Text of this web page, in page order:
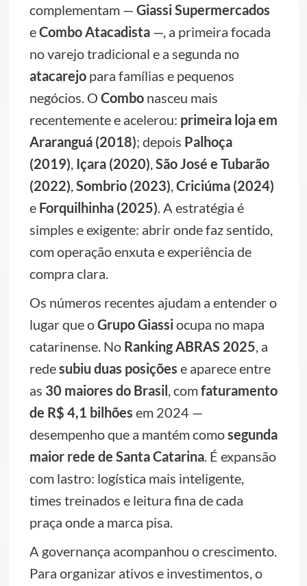
complementam — Giassi Supermercados
eCombo Atacadista—, a primeira focada
no varejo tradicional e a segunda no
atacarejopara famílias e pequenos
negócios. O Combonasceu mais
recentemente e acelerou: primeira loja em
Araranguá (2018); depois Palhoça
(2019), Içara (2020),São José e Tubarão
(2022),Sombrio (2023),Criciúma (2024)
e Forquilhinha (2025). A estratégia é
simples e exigente: abrir onde faz sentido,
com operação enxuta e experiência de
compra clara.
Os números recentes ajudam a entender o
lugar que oGrupo Giassiocupa no mapa
catarinense. No Ranking ABRAS 2025, a
redesubiu duas posições e aparece entre
as 30 maiores do Brasil, comfaturamento
de R$ 4,1 bilhões em 2024 —
desempenho que a mantém comosegunda
maior rede de Santa Catarina. É expansão
com lastro: logística mais inteligente,
times treinados e leitura fina de cada
praça onde a marca pisa.
A governança acompanhou o crescimento.
Para organizar ativos e investimentos, o